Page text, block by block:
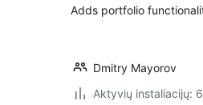
Adds portfolio
Dmitry Mayorov
Aktyvių instaliacijų: